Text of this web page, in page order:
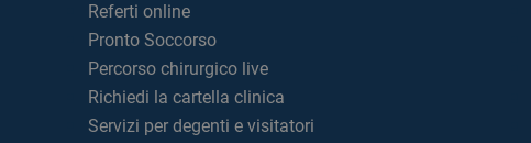
Referti online
Pronto Soccorso
Percorso chirurgico live
Richiedi la cartella clinica
Servizi per degenti e visitatori